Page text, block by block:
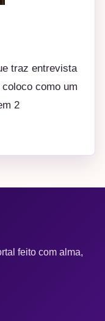
feito com alma,